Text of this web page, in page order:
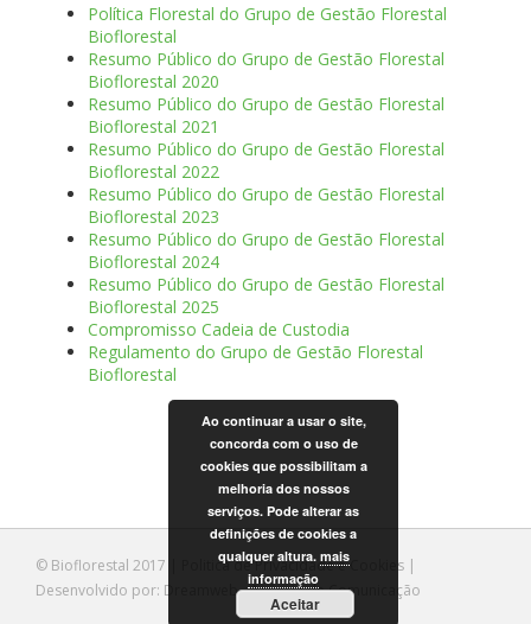
Política Florestal do Grupo de Gestão Florestal
Bioflorestal
Resumo Público do Grupo de Gestão Florestal
Bioflorestal 2020
Resumo Público do Grupo de Gestão Florestal
Bioflorestal 2021
Resumo Público do Grupo de Gestão Florestal
Bioflorestal 2022
Resumo Público do Grupo de Gestão Florestal
Bioflorestal 2023
Resumo Público do Grupo de Gestão Florestal
Bioflorestal 2024
Resumo Público do Grupo de Gestão Florestal
Bioflorestal 2025
Compromisso Cadeia de Custodia
Regulamento do Grupo de Gestão Florestal
Bioflorestal
© Bioflorestal 2017 | Politica de Privacidade e Cookies |
Desenvolvido por: Dreamweb - Agência de Comunicação
Ao continuar a usar o site,
concorda com o uso de
cookies que possibilitam a
melhoria dos nossos
serviços. Pode alterar as
definições de cookies a
qualquer altura. mais
informação
Aceitar